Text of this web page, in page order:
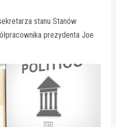
stanu Stanów
prezydenta Joe